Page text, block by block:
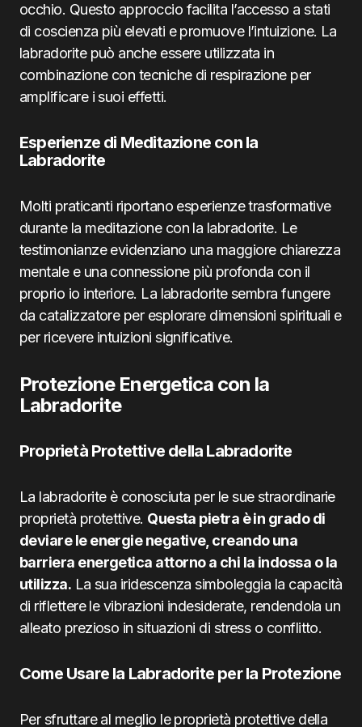
occhio. Questo approccio facilita l’accesso a stati
di coscienza più elevati e promuove l’intuizione. La
labradorite può anche essere utilizzata in
combinazione con tecniche di respirazione per
amplificare i suoi effetti.
Esperienze di Meditazione con la
Labradorite
Molti praticanti riportano esperienze trasformative
durante la meditazione con la labradorite. Le
testimonianze evidenziano una maggiore chiarezza
mentale e una connessione più profonda con il
proprio io interiore. La labradorite sembra fungere
da catalizzatore per esplorare dimensioni spirituali e
per ricevere intuizioni significative.
Protezione Energetica con la
Labradorite
Proprietà Protettive della Labradorite
La labradorite è conosciuta per le sue straordinarie
proprietà protettive. Questa pietra è in grado di
deviare le energie negative, creando una
barriera energetica attorno a chi la indossa o la
utilizza. La sua iridescenza simboleggia la capacità
di riflettere le vibrazioni indesiderate, rendendola un
alleato prezioso in situazioni di stress o conflitto.
Come Usare la Labradorite per la Protezione
Per sfruttare al meglio le proprietà protettive della